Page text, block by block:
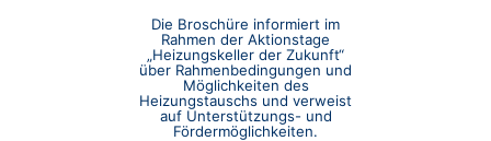
Die Broschüre informiert im
Rahmen der Aktionstage
„Heizungskeller der Zukunft“
über Rahmenbedingungen und
Möglichkeiten des
Heizungstauschs und verweist
auf Unterstützungs- und
Fördermöglichkeiten.